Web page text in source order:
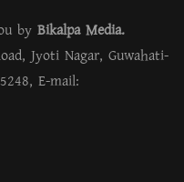
by Bikalpa Media.
Jyoti Nagar, Guwahati-
E-mail: